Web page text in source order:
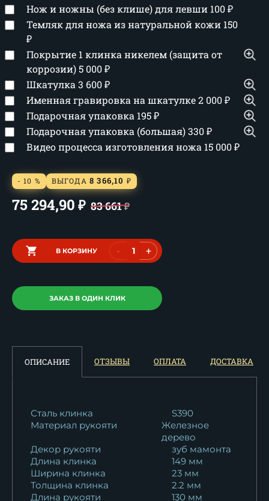
Нож и ножны (без клише) для левши 100₽
Темляк для ножа из натуральной кожи 150
₽
Покрытие 1 клинка никелем (защита от
коррозии)5 000₽
Шкатулка 3 600₽
Именная гравировка на шкатулке2 000₽
Подарочная упаковка 195₽
Подарочная упаковка (большая)330₽
Видео процесса изготовления ножа 15 000₽
- 10 % ВЫГОДА 8 366,10 ₽
75 294,90 ₽ 83 661₽
В КОРЗИНУ - +
ЗАКАЗ В ОДИН КЛИК
ОПИСАНИЕ ОТЗЫВЫ ОПЛАТА ДОСТАВКА
Сталь клинка
S390
Материал рукояти
Железное
дерево
Декор рукояти
зуб мамонта
Длина клинка
149 мм
Ширина клинка
23 мм
Толщина клинка
2.2 мм
Длина рукояти
130 мм